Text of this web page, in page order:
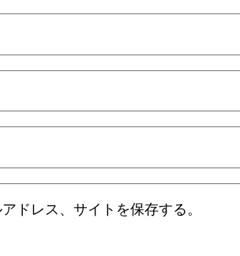
ドレス、サイトを保存する。